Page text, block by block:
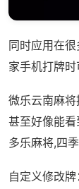
同时应用在
家手机打牌
微乐云南麻将
甚至好像能
多乐麻将,四
自定义修改